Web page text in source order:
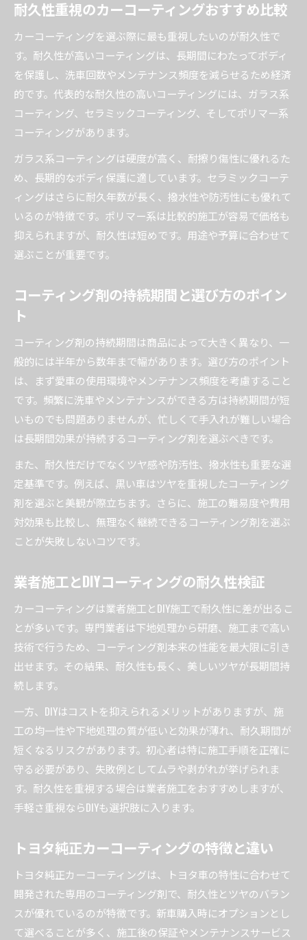
耐久性重視のカーコーティングおすすめ比較
カーコーティングを選ぶ際に最も重視したいのが耐久性で
す。耐久性が高いコーティングは、長期間にわたってボディ
を保護し、洗車回数やメンテナンス頻度を減らせるため経済
的です。代表的な耐久性の高いコーティングには、ガラス系
コーティング、セラミックコーティング、そしてポリマー系
コーティングがあります。
ガラス系コーティングは硬度が高く、耐擦り傷性に優れるた
め、長期的なボディ保護に適しています。セラミックコーテ
ィングはさらに耐久年数が長く、撥水性や防汚性にも優れて
いるのが特徴です。ポリマー系は比較的施工が容易で価格も
抑えられますが、耐久性は短めです。用途や予算に合わせて
選ぶことが重要です。
コーティング剤の持続期間と選び方のポイン
ト
コーティング剤の持続期間は商品によって大きく異なり、一
般的には半年から数年まで幅があります。選び方のポイント
は、まず愛車の使用環境やメンテナンス頻度を考慮すること
です。頻繁に洗車やメンテナンスができる方は持続期間が短
いものでも問題ありませんが、忙しくて手入れが難しい場合
は長期間効果が持続するコーティング剤を選ぶべきです。
また、耐久性だけでなくツヤ感や防汚性、撥水性も重要な選
定基準です。例えば、黒い車はツヤを重視したコーティング
剤を選ぶと美観が際立ちます。さらに、施工の難易度や費用
対効果も比較し、無理なく継続できるコーティング剤を選ぶ
ことが失敗しないコツです。
業者施工とDIYコーティングの耐久性検証
カーコーティングは業者施工とDIY施工で耐久性に差が出るこ
とが多いです。専門業者は下地処理から研磨、施工まで高い
技術で行うため、コーティング剤本来の性能を最大限に引き
出せます。その結果、耐久性も長く、美しいツヤが長期間持
続します。
一方、DIYはコストを抑えられるメリットがありますが、施
工の均一性や下地処理の質が低いと効果が薄れ、耐久期間が
短くなるリスクがあります。初心者は特に施工手順を正確に
守る必要があり、失敗例としてムラや剥がれが挙げられま
す。耐久性を重視する場合は業者施工をおすすめしますが、
手軽さ重視ならDIYも選択肢に入ります。
トヨタ純正カーコーティングの特徴と違い
トヨタ純正カーコーティングは、トヨタ車の特性に合わせて
開発された専用のコーティング剤で、耐久性とツヤのバラン
スが優れているのが特徴です。新車購入時にオプションとし
て選べることが多く、施工後の保証やメンテナンスサービス